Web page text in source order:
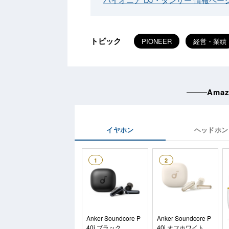
トピック PIONEER 経営・業績